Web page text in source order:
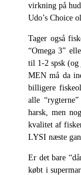
virkning på
Udo’s Choice
Tager også
“Omega 3”
til 1-2 spsk (og
MEN må da
billigere
alle
harsk, men
kvalitet af
LYSI næste
Er det bare
købt i